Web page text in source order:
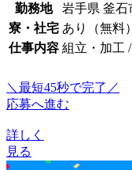
勤務地
岩手県 釜石
寮・社宅 あり（無料）
仕事内容 組立・加工
＼最短45秒で完了／
応募へ進む
詳しく
見る